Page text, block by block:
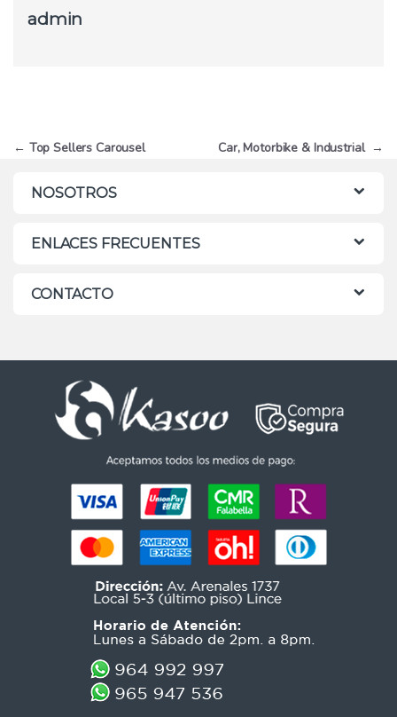
admin
Navegación
de
← Top Sellers Carousel Car, Motorbike & Industrial →
NOSOTROS
ENLACES FRECUENTES
CONTACTO